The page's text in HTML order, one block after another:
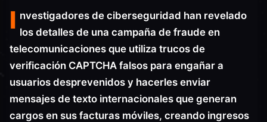
I nvestigadores de ciberseguridad han revelado
los detalles de una campaña de fraude en
telecomunicaciones que utiliza trucos de
verificación CAPTCHA falsos para engañar a
usuarios desprevenidos y hacerles enviar
mensajes de texto internacionales que generan
cargos en sus facturas móviles, creando ingresos